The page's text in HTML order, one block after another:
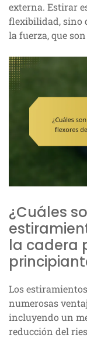
externa. Estirar
flexibilidad, sino
la fuerza, que
¿Cuáles
la cadera
Los
numerosas
incluyendo un
reducción del